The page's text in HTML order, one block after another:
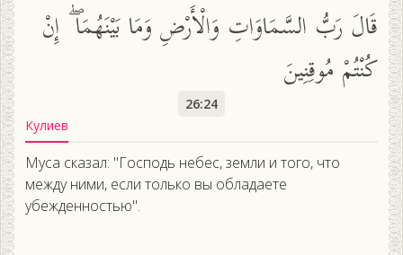
قَالَ رَبُّ السَّمَاوَاتِ وَالْأَرْضِ وَمَا بَيْنَهُمَا ۖ إِنْ
كُنْتُمْ مُوقِنِينَ
26:24
Кулиев
Муса сказал: "Господь небес, земли и того, что
между ними, если только вы обладаете
убежденностью".